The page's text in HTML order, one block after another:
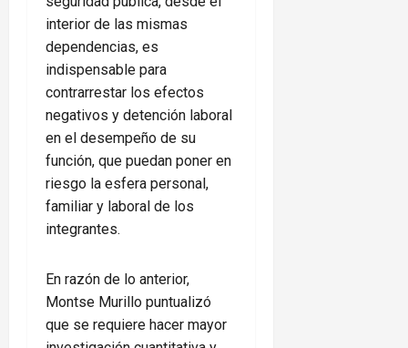
interior de las mismas
dependencias, es
indispensable para
contrarrestar los efectos
negativos y detención laboral
en el desempeño de su
función, que puedan poner en
riesgo la esfera personal,
familiar y laboral de los
integrantes.
En razón de lo anterior,
Montse Murillo puntualizó
que se requiere hacer mayor